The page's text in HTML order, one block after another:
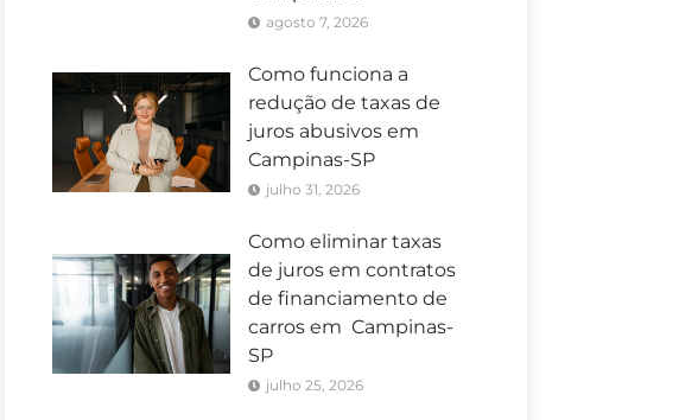
agosto 7, 2026
Como funciona a
redução de taxas de
juros abusivos em
Campinas-SP
julho 31, 2026
Como eliminar taxas
de juros em contratos
de financiamento de
carros em Campinas-
SP
julho 25, 2026